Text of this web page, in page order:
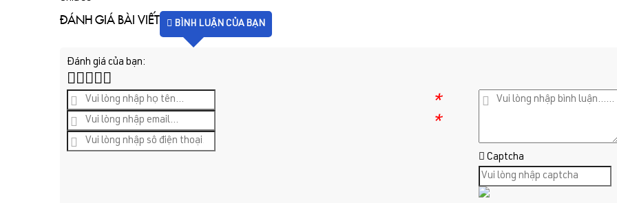
ĐÁNH GIÁ BÀI VIẾT BÌNH LUẬN CỦA BẠN
Đánh giá của bạn:
*
*
Captcha